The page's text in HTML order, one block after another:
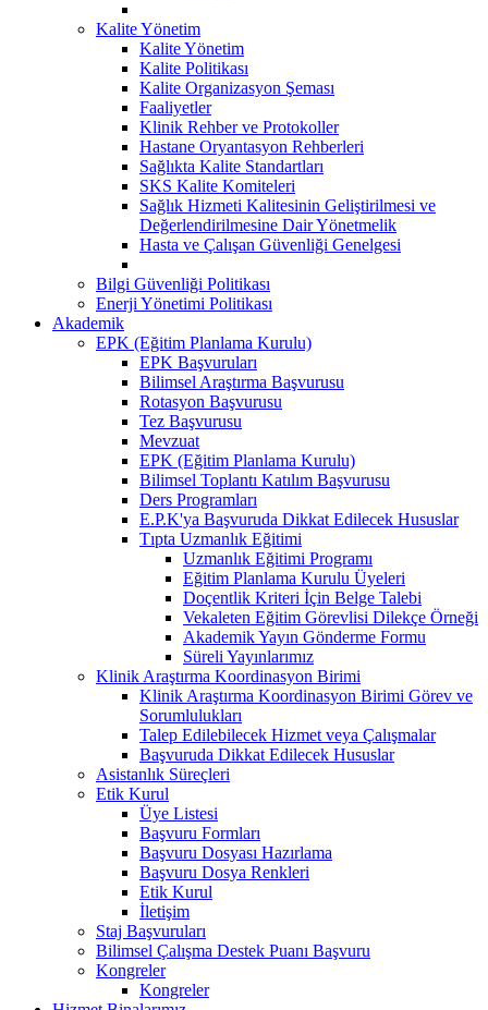
Kalite Yönetim
Kalite Yönetim
Kalite Politikası
Kalite Organizasyon Şeması
Faaliyetler
Klinik Rehber ve Protokoller
Hastane Oryantasyon Rehberleri
Sağlıkta Kalite Standartları
SKS Kalite Komiteleri
Sağlık Hizmeti Kalitesinin Geliştirilmesi ve
Değerlendirilmesine Dair Yönetmelik
Hasta ve Çalışan Güvenliği Genelgesi
Bilgi Güvenliği Politikası
Enerji Yönetimi Politikası
Akademik
EPK (Eğitim Planlama Kurulu)
EPK Başvuruları
Bilimsel Araştırma Başvurusu
Rotasyon Başvurusu
Tez Başvurusu
Mevzuat
EPK (Eğitim Planlama Kurulu)
Bilimsel Toplantı Katılım Başvurusu
Ders Programları
E.P.K'ya Başvuruda Dikkat Edilecek Hususlar
Tıpta Uzmanlık Eğitimi
Uzmanlık Eğitimi Programı
Eğitim Planlama Kurulu Üyeleri
Doçentlik Kriteri İçin Belge Talebi
Vekaleten Eğitim Görevlisi Dilekçe Örneği
Akademik Yayın Gönderme Formu
Süreli Yayınlarımız
Klinik Araştırma Koordinasyon Birimi
Klinik Araştırma Koordinasyon Birimi Görev ve
Sorumlulukları
Talep Edilebilecek Hizmet veya Çalışmalar
Başvuruda Dikkat Edilecek Hususlar
Asistanlık Süreçleri
Etik Kurul
Üye Listesi
Başvuru Formları
Başvuru Dosyası Hazırlama
Başvuru Dosya Renkleri
Etik Kurul
İletişim
Staj Başvuruları
Bilimsel Çalışma Destek Puanı Başvuru
Kongreler
Kongreler